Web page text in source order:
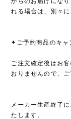
れる場合は、別々
✦ご予約商品のキャ
ご注文確定後はお
おりませんので、ご
メーカー生産終了
たします。